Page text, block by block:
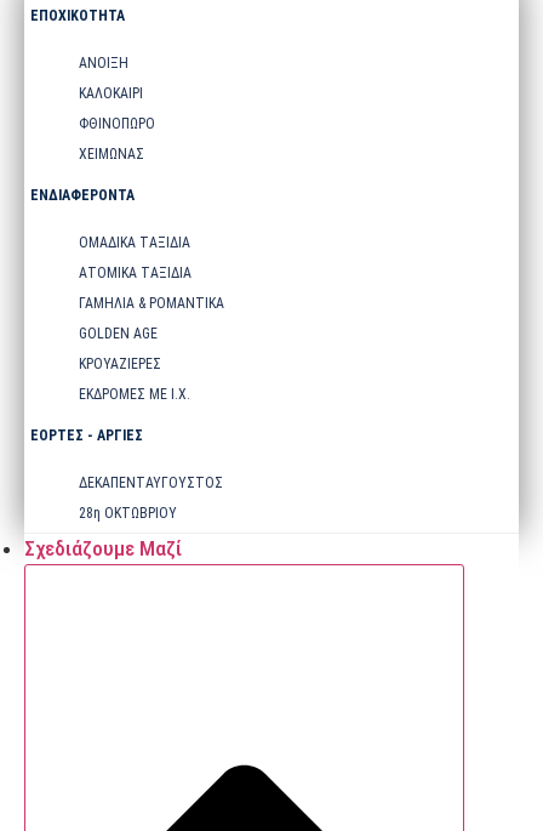
ΕΠΟΧΙΚΟΤΗΤΑ
ΑΝΟΙΞΗ
ΚΑΛΟΚΑΙΡΙ
ΦΘΙΝΟΠΩΡΟ
ΧΕΙΜΩΝΑΣ
ΕΝΔΙΑΦΕΡΟΝΤΑ
ΟΜΑΔΙΚΑ ΤΑΞΙΔΙΑ
ΑΤΟΜΙΚΑ ΤΑΞΙΔΙΑ
ΓΑΜΗΛΙΑ & ΡΟΜΑΝΤΙΚΑ
GOLDEN AGE
ΚΡΟΥΑΖΙΕΡΕΣ
ΕΚΔΡΟΜΕΣ ΜΕ Ι.Χ.
ΕΟΡΤΕΣ - ΑΡΓΙΕΣ
ΔΕΚΑΠΕΝΤΑΥΓΟΥΣΤΟΣ
28η ΟΚΤΩΒΡΙΟΥ
Σχεδιάζουμε Μαζί